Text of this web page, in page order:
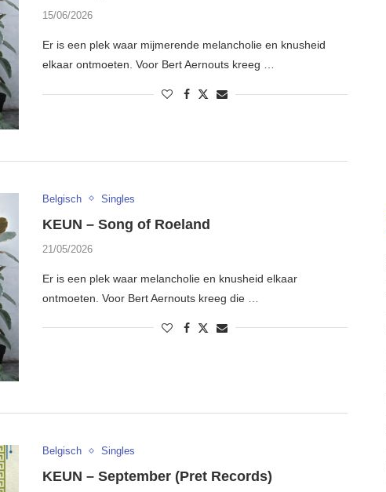
15/06/2026
Er is een plek waar mijmerende melancholie en knusheid
elkaar ontmoeten. Voor Bert Aernouts kreeg …
Belgisch Singles
KEUN – Song of Roeland
21/05/2026
Er is een plek waar melancholie en knusheid elkaar
ontmoeten. Voor Bert Aernouts kreeg die …
Belgisch Singles
KEUN – September (Pret Records)